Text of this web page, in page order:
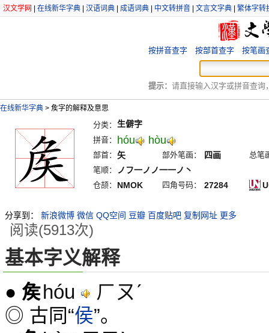
汉文学网 在线新华字典 汉语词典 成语词典 中文转拼音 文言文字典 繁体字转
按拼音查字 按部首查字 按笔画
提示： 请直接输入汉字或拼音查询
在线新华字典 > 矦字的解释及意思
分类： 生僻字
拼音： hóu hòu
部首： 矢 部外笔画： 四画
总笔
笔顺：
ノフ一ノノ一一ノ丶
仓颉： NMOK 四角号码： 27284
分享到： 新浪微博 微信 QQ空间 豆瓣 百度贴吧 复制网址 更多
阅读(5913次)
基本字义解释
● 矦hóu ㄏㄡˊ
◎ 古同“侯”。